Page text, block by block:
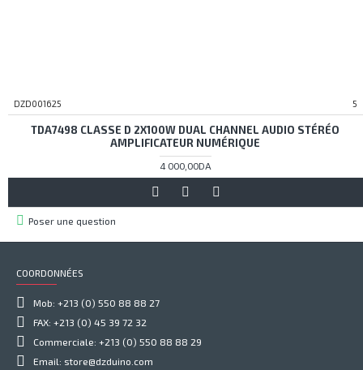
DZD001625 5
TDA7498 CLASSE D 2X100W DUAL CHANNEL AUDIO STÉRÉO
AMPLIFICATEUR NUMÉRIQUE
4 000,00DA
Poser une question
COORDONNÉES
Mob: +213 (0) 550 88 88 27
FAX: +213 (0) 45 39 72 32
Commerciale: +213 (0) 550 88 88 29
Email: store@dzduino.com